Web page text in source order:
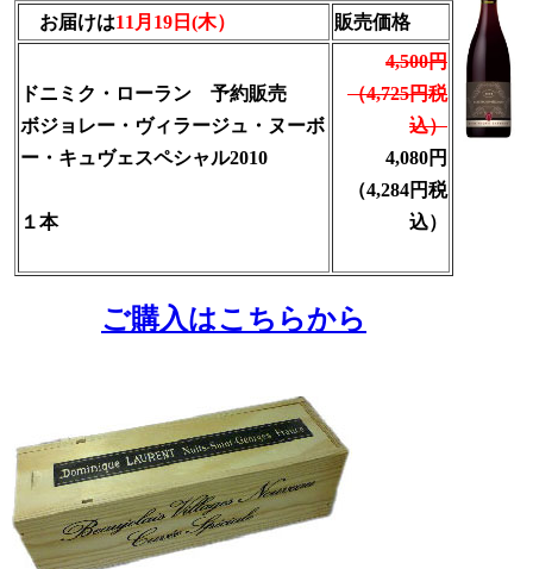
お届けは11月19日(木） 販売価格
ドニミク・ローラン 予約販売
ボジョレー・ ヴィラージュ ・ヌーボ
ー・キュヴェスペシャル2010
１本
4,500円
（4,725円税
込）
4,080円
（4,284円税
込）
ご購入はこちらから